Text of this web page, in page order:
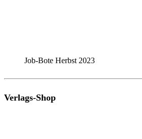
Job-Bote Herbst 2023
Verlags-Shop